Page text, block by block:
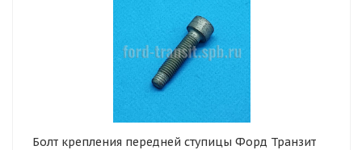
Болт крепления передней ступицы Форд Транзит